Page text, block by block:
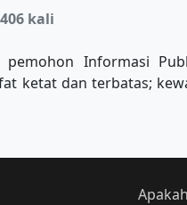
kali
Informasi
ketat dan terbatas;